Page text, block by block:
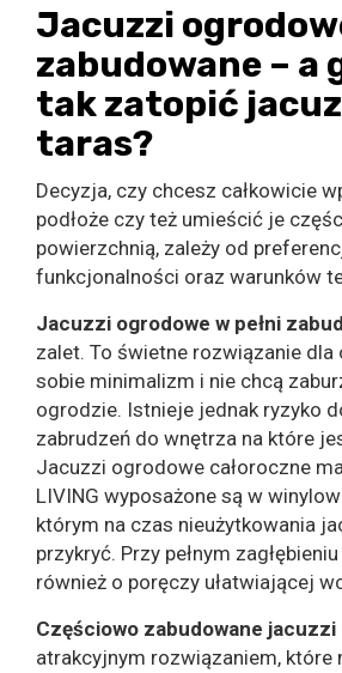
Jacuzzi
zabudowane – a
tak zatopić
taras?
Decyzja, czy chcesz całkowicie
podłoże czy też umieścić je
powierzchnią, zależy od
funkcjonalności oraz warunków
Jacuzzi ogrodowe w pełni
zalet. To świetne rozwiązanie dla
sobie minimalizm i nie chcą
ogrodzie. Istnieje jednak ryzyko
zabrudzeń do wnętrza na które
Jacuzzi ogrodowe całoroczne
LIVING wyposażone są w
którym na czas nieużytkowania
przykryć. Przy pełnym
również o poręczy ułatwiającej
Częściowo zabudowane jacuzzi
atrakcyjnym rozwiązaniem, które